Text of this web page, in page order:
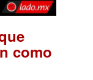
como